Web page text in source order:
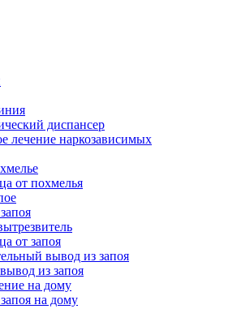
диспансер
лечение наркозависимых
от похмелья
от запоя
вывод из запоя
из запоя
на дому
на дому